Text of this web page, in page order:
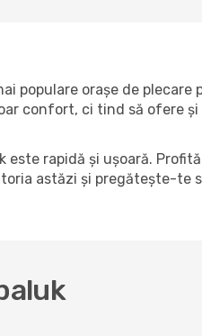
populare orașe de plecare
confort, ci tind să ofere
rapidă și ușoară.
astăzi și pregătește-te